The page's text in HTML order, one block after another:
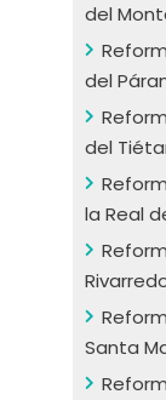
del
del
del
la Real
Santa